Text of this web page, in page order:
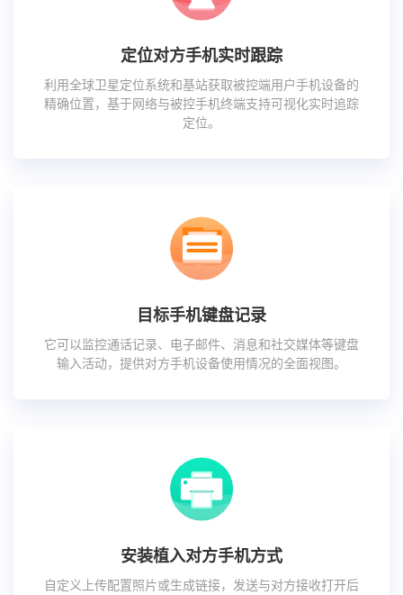
定位对方手机实时跟踪
利用全球卫星定位系统和基站获取被控端用户手机设备的
精确位置，基于网络与被控手机终端支持可视化实时追踪
定位。
目标手机键盘记录
它可以监控通话记录、电子邮件、消息和社交媒体等键盘
输入活动，提供对方手机设备使用情况的全面视图。
安装植入对方手机方式
自定义上传配置照片或生成链接，发送与对方接收打开后